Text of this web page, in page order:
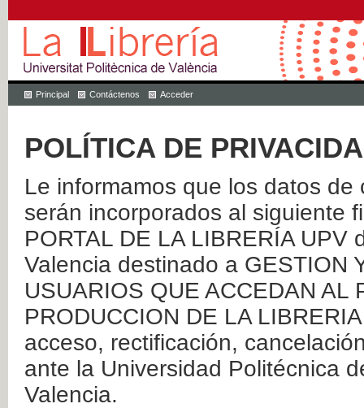
Principal Contáctenos Acceder
POLÍTICA DE
Le informamos que los datos
serán incorporados al siguiente
PORTAL DE LA LIBRERÍA
Valencia destinado a GESTION
USUARIOS QUE ACCEDAN AL
PRODUCCION DE LA
acceso, rectificación,
ante la Universidad Politécnica
Valencia.